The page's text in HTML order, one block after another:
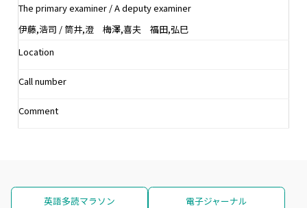
The primary examiner / A deputy examiner
伊藤,浩司 / 筒井,澄 梅澤,喜夫 福田,弘巳
Location
Call number
Comment
英語多読マラソン 電子ジャーナル